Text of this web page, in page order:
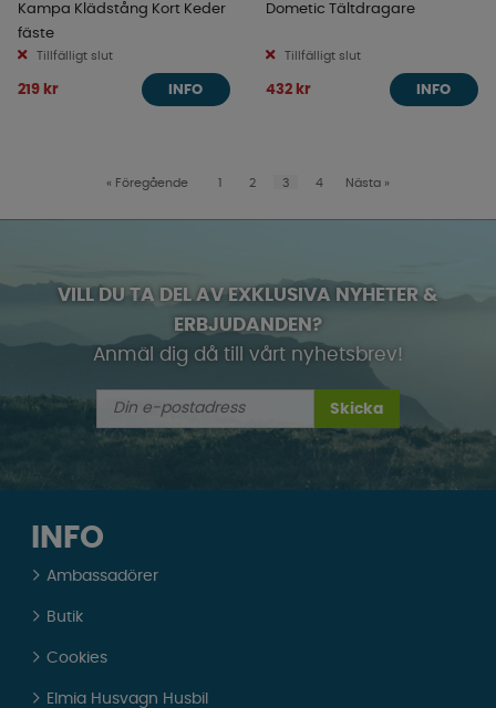
Kampa Klädstång Kort Keder
fäste
Tillfälligt slut
219 kr INFO
Dometic Tältdragare
Tillfälligt slut
432 kr INFO
« Föregående 1 2 3 4 Nästa »
VILL DU TA DEL AV EXKLUSIVA NYHETER &
ERBJUDANDEN?
Anmäl dig då till vårt nyhetsbrev!
Skicka
INFO
Ambassadörer
Butik
Cookies
Elmia Husvagn Husbil